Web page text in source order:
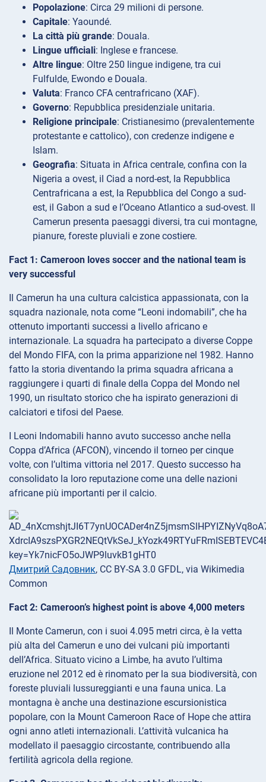
Popolazione: Circa 29 milioni di persone.
Capitale: Yaoundé.
La città più grande: Douala.
Lingue ufficiali: Inglese e francese.
Altre lingue: Oltre 250 lingue indigene, tra cui
Fulfulde, Ewondo e Douala.
Valuta: Franco CFA centrafricano (XAF).
Governo: Repubblica presidenziale unitaria.
Religione principale: Cristianesimo (prevalentemente
protestante e cattolico), con credenze indigene e
Islam.
Geografia: Situata in Africa centrale, confina con la
Nigeria a ovest, il Ciad a nord-est, la Repubblica
Centrafricana a est, la Repubblica del Congo a sud-
est, il Gabon a sud e l’Oceano Atlantico a sud-ovest. Il
Camerun presenta paesaggi diversi, tra cui montagne,
pianure, foreste pluviali e zone costiere.
Fact 1: Cameroon loves soccer and the national team is
very successful
Il Camerun ha una cultura calcistica appassionata, con la
squadra nazionale, nota come “Leoni indomabili”, che ha
ottenuto importanti successi a livello africano e
internazionale. La squadra ha partecipato a diverse Coppe
del Mondo FIFA, con la prima apparizione nel 1982. Hanno
fatto la storia diventando la prima squadra africana a
raggiungere i quarti di finale della Coppa del Mondo nel
1990, un risultato storico che ha ispirato generazioni di
calciatori e tifosi del Paese.
I Leoni Indomabili hanno avuto successo anche nella
Coppa d’Africa (AFCON), vincendo il torneo per cinque
volte, con l’ultima vittoria nel 2017. Questo successo ha
consolidato la loro reputazione come una delle nazioni
africane più importanti per il calcio.
Дмитрий Садовник, CC BY-SA 3.0 GFDL, via Wikimedia
Common
Fact 2: Cameroon’s highest point is above 4,000 meters
Il Monte Camerun, con i suoi 4.095 metri circa, è la vetta
più alta del Camerun e uno dei vulcani più importanti
dell’Africa. Situato vicino a Limbe, ha avuto l’ultima
eruzione nel 2012 ed è rinomato per la sua biodiversità, con
foreste pluviali lussureggianti e una fauna unica. La
montagna è anche una destinazione escursionistica
popolare, con la Mount Cameroon Race of Hope che attira
ogni anno atleti internazionali. L’attività vulcanica ha
modellato il paesaggio circostante, contribuendo alla
fertilità agricola della regione.